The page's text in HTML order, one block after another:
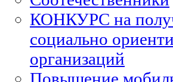
КОНКУРС на
социально
организаций